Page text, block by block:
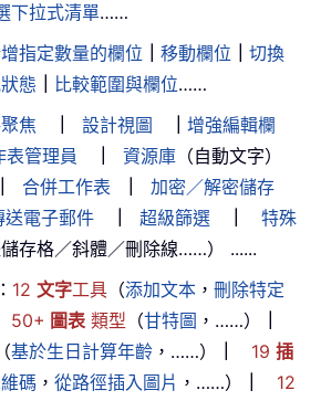
下拉式清單……
指定數量的欄位 移動欄位
切換
態
比較範圍與欄位……
焦 設計視圖
增強編輯欄
表管理員 資源庫 （自動文字）
合併工作表
加密／解密儲存
送電子郵件 超級篩選
特殊
儲存格／斜體／刪除線……） ......
： 12 文字工具 （添加文本 ， 刪除特定
50+ 圖表類型 （甘特圖 ，……）
（基於生日計算年齡 ，……） 19 插
碼 ， 從路徑插入圖片 ，……）
12